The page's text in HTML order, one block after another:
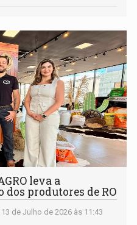
leva a
produtores de RO
13 de Julho de 2026 às 11:43